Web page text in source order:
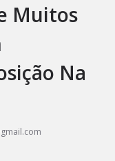
Muitos
Na